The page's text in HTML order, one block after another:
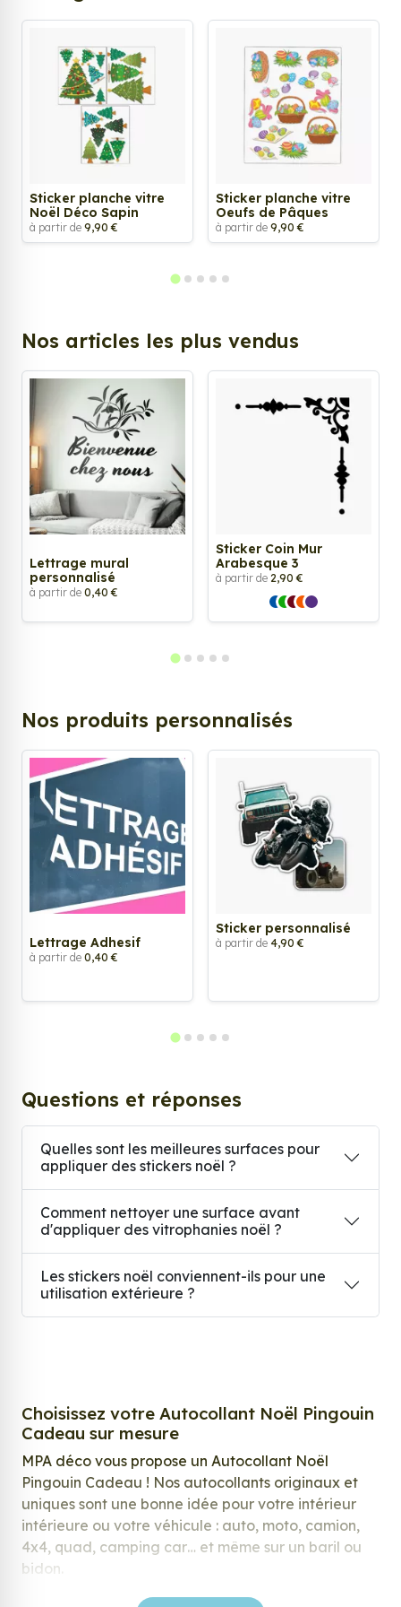
Sticker planche vitre
Noël Déco Sapin
à partir de 9,90 €
Sticker planche vitre
Oeufs de Pâques
à partir de 9,90 €
Nos articles les plus vendus
Lettrage mural
personnalisé
à partir de 0,40 €
Sticker Coin Mur
Arabesque 3
à partir de 2,90 €
Nos produits personnalisés
Lettrage Adhesif
à partir de 0,40 €
Sticker personnalisé
à partir de 4,90 €
Questions et réponses
Quelles sont les meilleures surfaces pour
appliquer des stickers noël ?
Comment nettoyer une surface avant
d'appliquer des vitrophanies noël ?
Les stickers noël conviennent-ils pour une
utilisation extérieure ?
Choisissez votre Autocollant Noël Pingouin
Cadeau sur mesure
MPA déco vous propose un Autocollant Noël
Pingouin Cadeau ! Nos autocollants originaux et
uniques sont une bonne idée pour votre intérieur
intérieure ou votre véhicule : auto, moto, camion,
4x4, quad, camping car… et même sur un baril ou
bidon.